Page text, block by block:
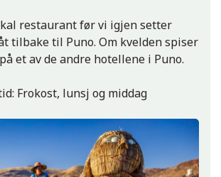
restaurant før vi igjen setter
tilbake til Puno. Om kvelden spiser
et av de andre hotellene i Puno.
Frokost, lunsj og middag